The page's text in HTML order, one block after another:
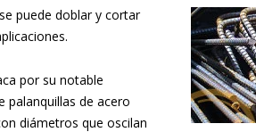
puede doblar y cortar
por su notable
palanquillas de acero
diámetros que oscilan